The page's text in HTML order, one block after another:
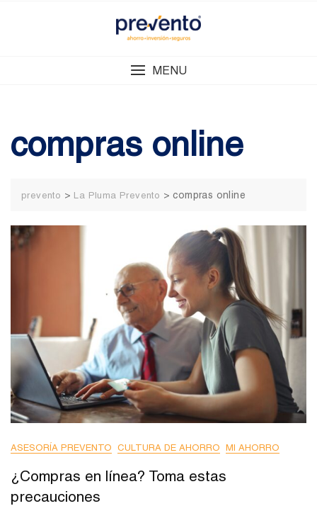
MENU
compras online
prevento > La Pluma Prevento >compras online
ASESORÍA PREVENTO CULTURA DE AHORRO MI AHORRO
¿Compras en línea? Toma estas
precauciones